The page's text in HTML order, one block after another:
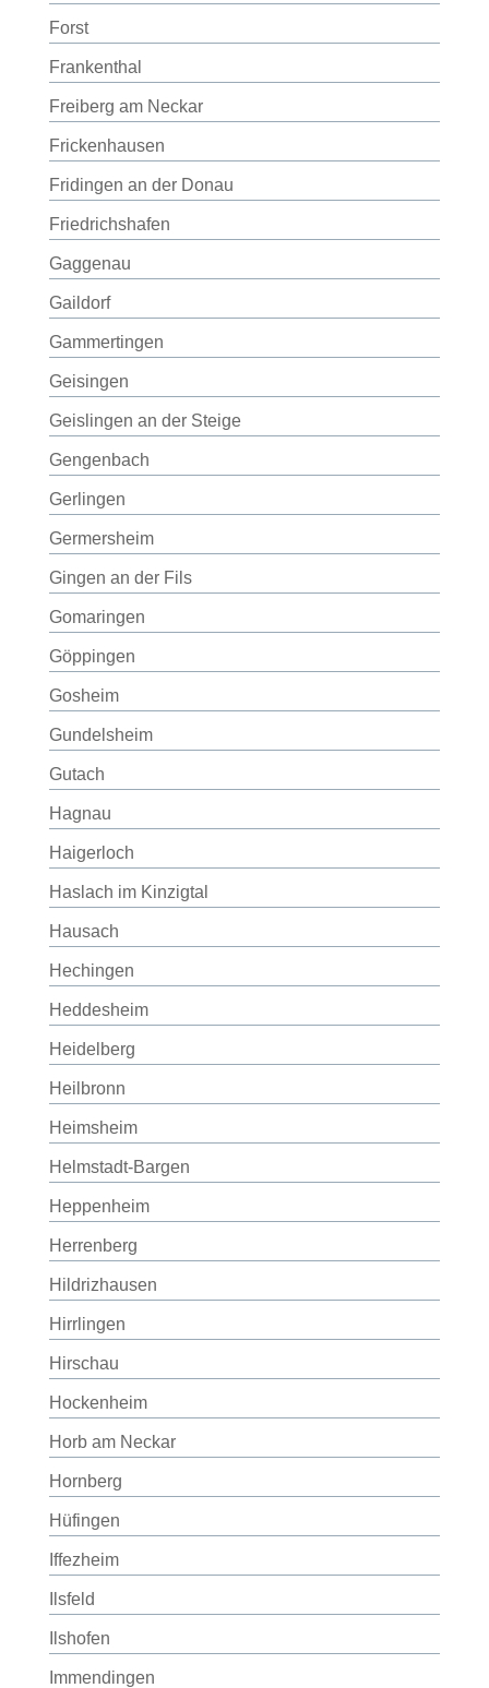
Forst
Frankenthal
Freiberg am Neckar
Frickenhausen
Fridingen an der Donau
Friedrichshafen
Gaggenau
Gaildorf
Gammertingen
Geisingen
Geislingen an der Steige
Gengenbach
Gerlingen
Germersheim
Gingen an der Fils
Gomaringen
Göppingen
Gosheim
Gundelsheim
Gutach
Hagnau
Haigerloch
Haslach im Kinzigtal
Hausach
Hechingen
Heddesheim
Heidelberg
Heilbronn
Heimsheim
Helmstadt-Bargen
Heppenheim
Herrenberg
Hildrizhausen
Hirrlingen
Hirschau
Hockenheim
Horb am Neckar
Hornberg
Hüfingen
Iffezheim
Ilsfeld
Ilshofen
Immendingen